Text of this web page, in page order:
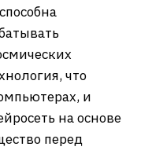
что
и
на основе
перед